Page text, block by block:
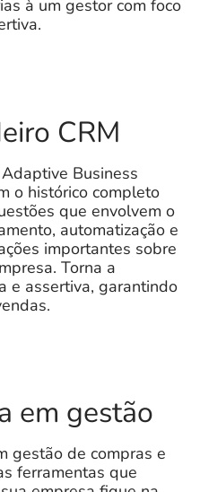
à um gestor com foco
CRM
Adaptive Business
o histórico completo
que envolvem o
automatização e
importantes sobre
Torna a
e assertiva, garantindo
em gestão
gestão de compras e
ferramentas que